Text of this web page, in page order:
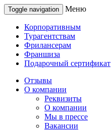
Toggle navigation Меню
Корпоративным
Турагентствам
Фрилансерам
Франшиза
Подарочный сертификат
Отзывы
О компании
Реквизиты
О компании
Мы в прессе
Вакансии